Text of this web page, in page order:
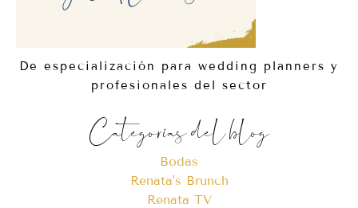
De especialización para wedding planners y
profesionales del sector
Categorías del blog
Bodas
Renata's Brunch
Renata TV